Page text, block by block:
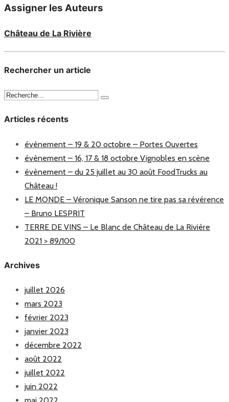
Assigner les Auteurs
Château de La Rivière
Rechercher un article
Articles récents
évènement – 19 & 20 octobre – Portes Ouvertes
évènement – 16, 17 & 18 octobre Vignobles en scène
évènement – du 25 juillet au 30 août FoodTrucks au
Château !
LE MONDE – Véronique Sanson ne tire pas sa révérence
– Bruno LESPRIT
TERRE DE VINS – Le Blanc de Château de La Rivière
2021 > 89/100
Archives
juillet 2026
mars 2023
février 2023
janvier 2023
décembre 2022
août 2022
juillet 2022
juin 2022